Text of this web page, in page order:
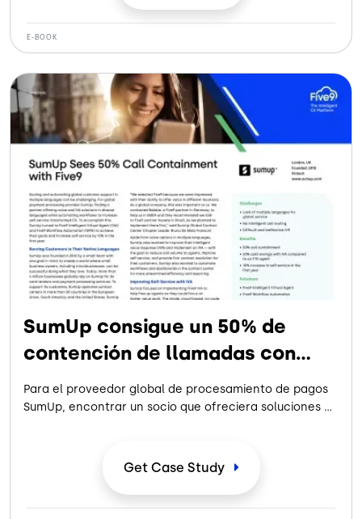
E-BOOK
SumUp consigue un 50% de
contención de llamadas con
Five9
Para el proveedor global de procesamiento de pagos
SumUp, encontrar un socio que ofreciera soluciones de
creó un camino hacia la mejora de la experiencia del
cliente. SumUp se dio cuenta de que.
Get Case Study